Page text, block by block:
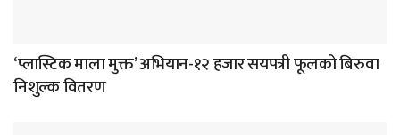
‘प्लास्टिक माला मुक्त’ अभियान-१२ हजार सयपत्री फूलको बिरुवा
निशुल्क वितरण